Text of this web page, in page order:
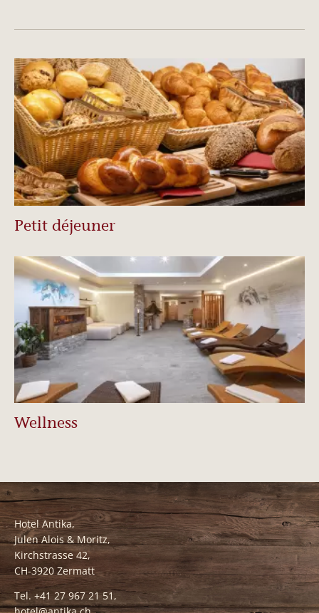
Petit déjeuner
Wellness
Hotel Antika,
Julen Alois & Moritz,
Kirchstrasse 42,
CH-3920 Zermatt
Tel. +41 27 967 21 51,